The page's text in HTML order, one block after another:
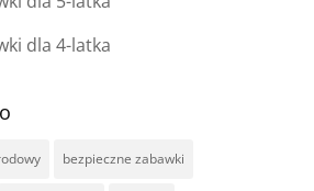
dla 4-latka
bezpieczne zabawki